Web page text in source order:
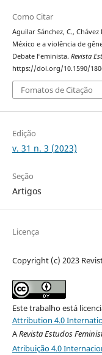
Como Citar
Aguilar Sánchez, C.,
México e a violência de
Debate Feminista. Revista
https://doi.org/10.1590/
Fomatos de Citação
Edição
v. 31 n. 3 (2023)
Seção
Artigos
Licença
Copyright (c) 2023
Este trabalho está
Attribution 4.0
ARevista Estudos
Atribuição 4.0